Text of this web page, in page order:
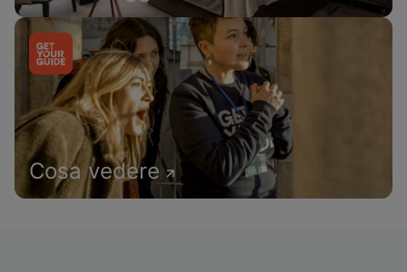
Cosa vedere